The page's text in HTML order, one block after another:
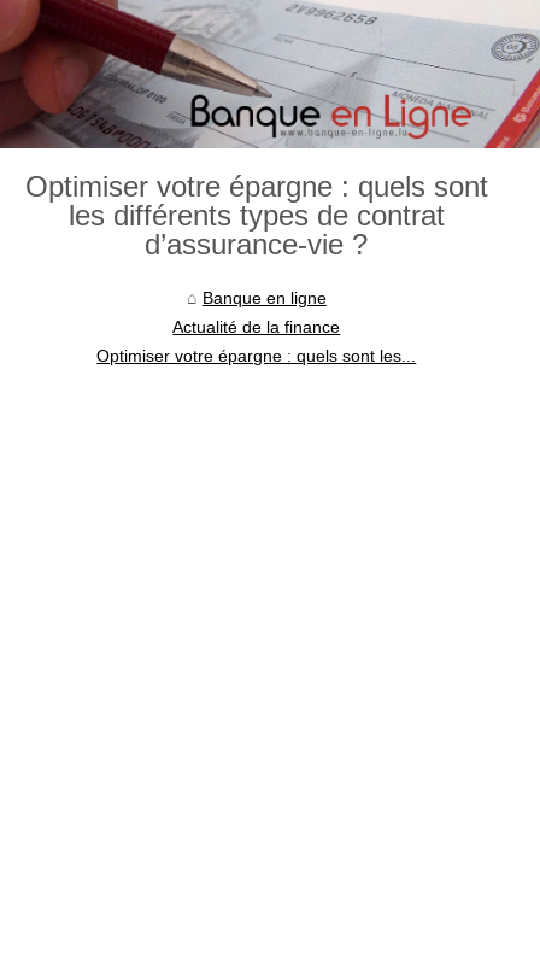
Optimiser votre épargne : quels sont
les différents types de contrat
d’assurance-vie ?
Banque en ligne
Actualité de la finance
Optimiser votre épargne : quels sont les...